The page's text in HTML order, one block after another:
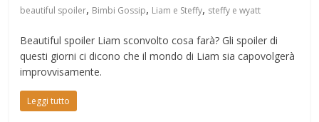
beautiful spoiler, Bimbi Gossip, Liam e Steffy, steffy e wyatt
Beautiful spoiler Liam sconvolto cosa farà? Gli spoiler di
questi giorni ci dicono che il mondo di Liam sia capovolgerà
improvvisamente.
Leggi tutto